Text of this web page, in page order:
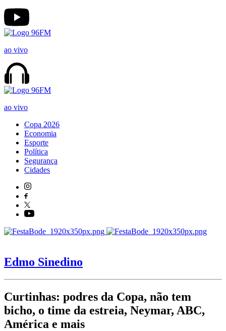
ao vivo
ao vivo
Copa 2026
Economia
Esporte
Política
Segurança
Cidades
Edmo Sinedino
Curtinhas: podres da Copa, não tem
bicho, o time da estreia, Neymar, ABC,
América e mais